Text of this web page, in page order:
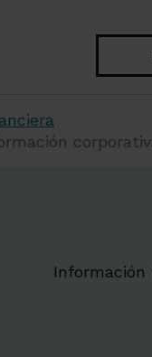
Información